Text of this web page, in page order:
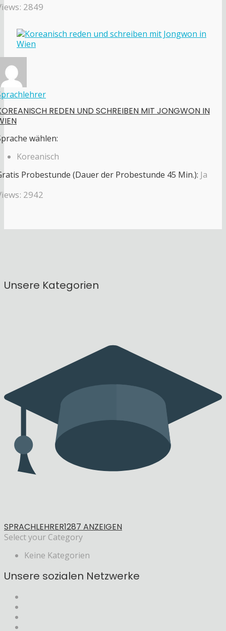
2849
REDEN UND SCHREIBEN MIT JONGWON IN
wählen:
Koreanisch
Probestunde (Dauer der Probestunde 45 Min.): Ja
2942
Unsere Kategorien
SPRACHLEHRER1287 ANZEIGEN
Select your Category
Keine Kategorien
Unsere sozialen Netzwerke